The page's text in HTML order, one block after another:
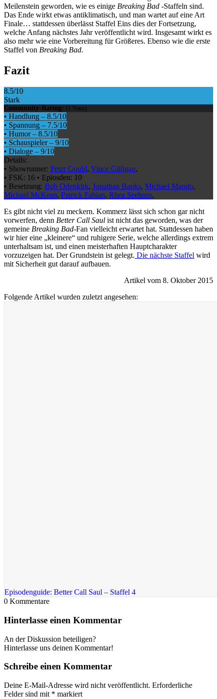
Meilenstein geworden, wie es einige Breaking Bad -Staffeln sind.
Das Ende wirkt etwas antiklimatisch, und man wartet auf eine Art
Finale… stattdessen überlässt Staffel Eins dies der Fortsetzung,
welche Anfang nächstes Jahr veröffentlicht wird. Insgesamt wirkt es
also mehr wie eine Vorbereitung für Größeres. Ebenso wie die erste
Staffel von Breaking Bad.
Fazit
8.5/10
Stark
Community-Rating: Votes)
• Handlung – 8.5/10
• Spannung – 7.5/10
• Humor– 8.5/10
• Schauspieler– 9/10
• Dialoge – 9/10
Details:
• Showrunner: Peter Gould, Vince Gilligan,
• FSK: 16 • Epiosden: 10
• Besetzung: Bob Odenkirk, Jonathan Banks, Michael Mando,
Michael McKean, Patrick Fabian, Rhea Seehorn,
Es gibt nicht viel zu meckern. Kommerz lässt sich schon gar nicht
vorwerfen, denn Better Call Saul ist nicht das geworden, was der
gemeine Breaking Bad-Fan vielleicht erwartet hat. Stattdessen haben
wir hier eine „kleinere“ und ruhigere Serie, welche allerdings extrem
unterhaltsam ist, und einen meisterhaften Hauptcharakter
vorzuzeigen hat. Der Grundstein ist gelegt. Die nächste Staffel wird
mit Sicherheit gut darauf aufbauen.
Artikel vom 8. Oktober 2015
Folgende Artikel wurden zuletzt angesehen:
Episodenguide: Better Call Saul – Staffel 4
0 Kommentare
Hinterlasse einen Kommentar
An der Diskussion beteiligen?
Hinterlasse uns deinen Kommentar!
Schreibe einen Kommentar
Deine E-Mail-Adresse wird nicht veröffentlicht. Erforderliche
Felder sind mit * markiert